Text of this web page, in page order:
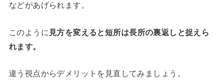
などがあげられます。
このように 見方を変えると短所は長所の裏返しと捉えら
れます。
違う視点からデメリットを見直してみましょう。